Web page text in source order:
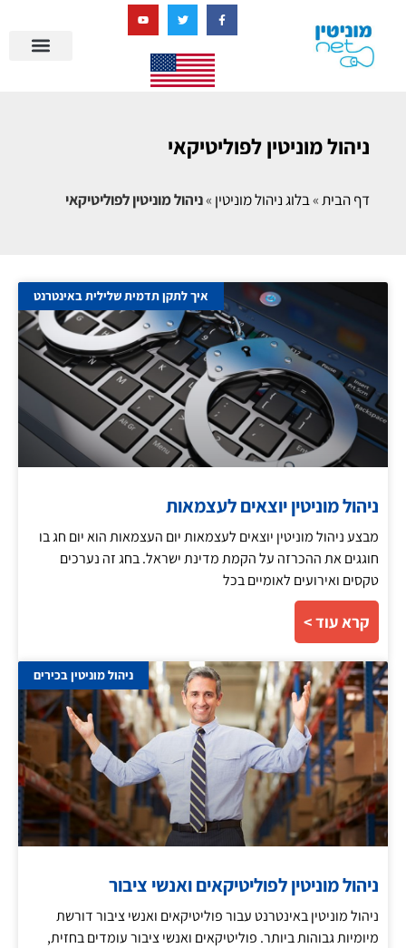
ניהול מוניטין לפוליטיקאי
דף הבית»בלוג ניהול מוניטין »ניהול מוניטין לפוליטיקאי
איך לתקן תדמית שלילית באינטרנט
ניהול מוניטין יוצאים לעצמאות
מבצע ניהול מוניטין יוצאים לעצמאות יום העצמאות הוא יום חג בו
חוגגים את ההכרזה על הקמת מדינת ישראל. בחג זה נערכים
טקסים ואירועים לאומיים בכל
קרא עוד >
ניהול מוניטין בכירים
ניהול מוניטין לפוליטיקאים ואנשי ציבור
ניהול מוניטין באינטרנט עבור פוליטיקאים ואנשי ציבור דורשת
מיומיות גבוהות ביותר. פוליטיקאים ואנשי ציבור עומדים בחזית,